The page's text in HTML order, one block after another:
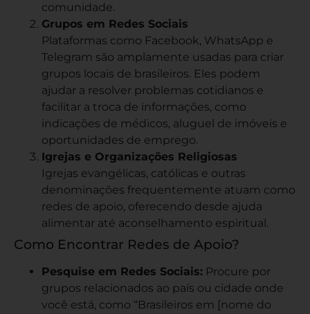
comunidade.
Grupos em Redes Sociais
Plataformas como Facebook, WhatsApp e
Telegram são amplamente usadas para criar
grupos locais de brasileiros. Eles podem
ajudar a resolver problemas cotidianos e
facilitar a troca de informações, como
indicações de médicos, aluguel de imóveis e
oportunidades de emprego.
Igrejas e Organizações Religiosas
Igrejas evangélicas, católicas e outras
denominações frequentemente atuam como
redes de apoio, oferecendo desde ajuda
alimentar até aconselhamento espiritual.
Como Encontrar Redes de Apoio?
Pesquise em Redes Sociais: Procure por
grupos relacionados ao país ou cidade onde
você está, como “Brasileiros em [nome do